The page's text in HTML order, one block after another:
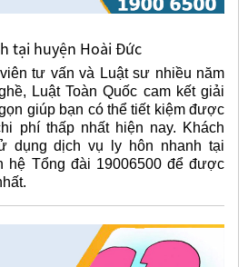
tại huyện Hoài Đức
tư vấn và Luật sư nhiều năm
Luật Toàn Quốc cam kết giải
giúp bạn có thể tiết kiệm được
phí thấp nhất hiện nay. Khách
dụng dịch vụ ly hôn nhanh tại
hệ Tổng đài 19006500 để được